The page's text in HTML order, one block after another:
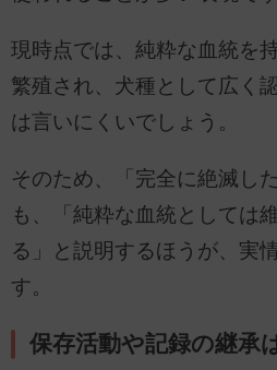
現時点では、純粋な血統を
繁殖され、犬種として広く
は言いにくいでしょう。
そのため、「完全に絶滅し
も、「純粋な血統としては
る」と説明するほうが、実
す。
保存活動や記録の継承